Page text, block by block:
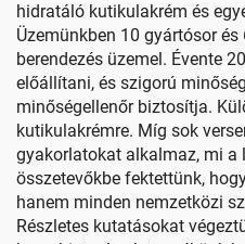
hidratáló kutikulakrém és
Üzemünkben 10 gyártósor
berendezés üzemel. Évente
előállítani, és szigorú
minőségellenőr biztosítja.
kutikulakrémre. Míg sok
gyakorlatokat alkalmaz, mi a
összetevőkbe fektettünk,
hanem minden nemzetközi
Részletes kutatásokat